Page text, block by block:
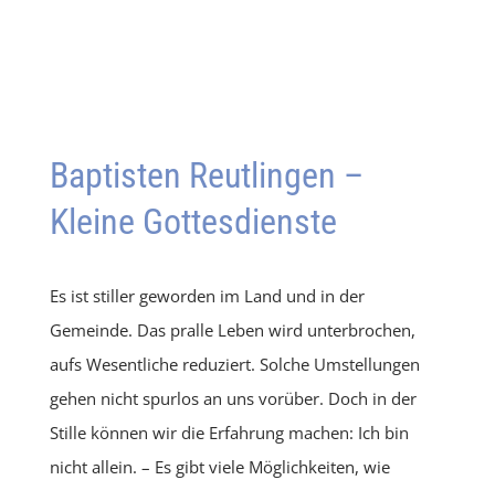
Baptisten Reutlingen –
Kleine Gottesdienste
Es ist stiller geworden im Land und in der
Gemeinde. Das pralle Leben wird unterbrochen,
aufs Wesentliche reduziert. Solche Umstellungen
gehen nicht spurlos an uns vorüber. Doch in der
Stille können wir die Erfahrung machen: Ich bin
nicht allein. – Es gibt viele Möglichkeiten, wie